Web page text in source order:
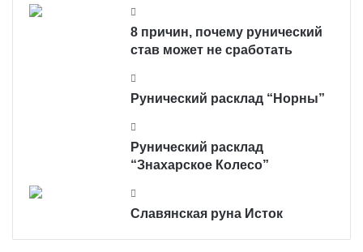
8 причин, почему рунический
став может не сработать
Рунический расклад “Норны”
Рунический расклад
“Знахарское Колесо”
Славянская руна Исток